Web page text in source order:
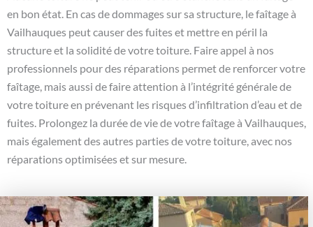
en bon état. En cas de dommages sur sa structure, le faîtage à
Vailhauques peut causer des fuites et mettre en péril la
structure et la solidité de votre toiture. Faire appel à nos
professionnels pour des réparations permet de renforcer votre
faîtage, mais aussi de faire attention à l’intégrité générale de
votre toiture en prévenant les risques d’infiltration d’eau et de
fuites. Prolongez la durée de vie de votre faîtage à Vailhauques,
mais également des autres parties de votre toiture, avec nos
réparations optimisées et sur mesure.